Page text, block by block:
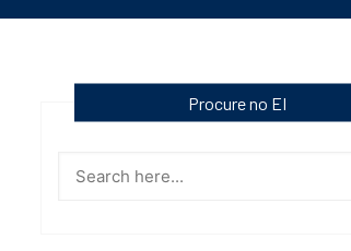
Procure no EI